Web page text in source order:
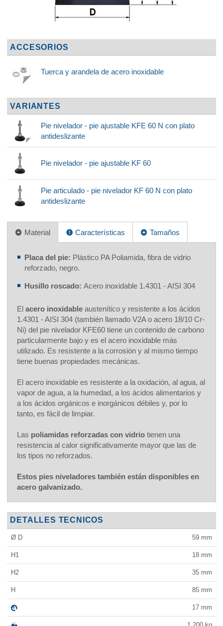
ACCESORIOS
Tuerca y arandela de acero inoxidable
VARIANTES
Pie nivelador - pie ajustable KFE 60 N con plato
antideslizante
Pie nivelador - pie ajustable KF 60
Pie articulado - pie nivelador KF 60 N con plato
antideslizante
Material Características Tamaños
Placa del pie: Plástico PA Poliamida, fibra de vidrio
reforzado, negro.
Husillo roscado: Acero inoxidable 1.4301 - AISI 304
El acero inoxidable austenítico y resistente a los ácidos
1.4301 - AISI 304 (también llamado V2A o acero 18/10 Cr-
Ni) del pie nivelador KFE60 tiene un contenido de carbono
particularmente bajo y es el acero inoxidable más
utilizado. Es resistente a la corrosión y al mismo tiempo
tiene buenas propiedades mecánicas.
El acero inoxidable es resistente a la oxidación, al agua, al
vapor de agua, a la humedad, a los ácidos alimentarios y
a los ácidos orgánicos e inorgánicos débiles y, por lo
tanto, es fácil de limpiar.
Las poliamidas reforzadas con vidrio tienen una
resistencia al calor significativamente mayor que las de
los tipos no reforzados.
Estos pies niveladores también están disponibles en
acero galvanizado.
DETALLES TECNICOS
Ø D 59 mm
H1 18 mm
H2 35 mm
H 85 mm
17 mm